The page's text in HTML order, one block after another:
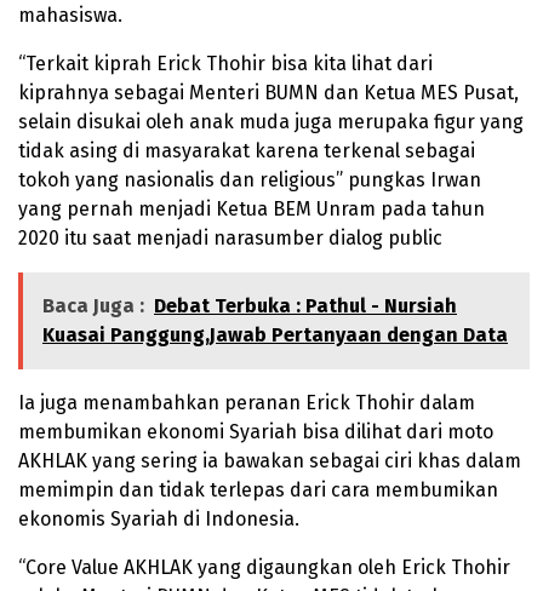
mahasiswa.
“Terkait kiprah Erick Thohir bisa kita lihat dari
kiprahnya sebagai Menteri BUMN dan Ketua MES Pusat,
selain disukai oleh anak muda juga merupaka figur yang
tidak asing di masyarakat karena terkenal sebagai
tokoh yang nasionalis dan religious” pungkas Irwan
yang pernah menjadi Ketua BEM Unram pada tahun
2020 itu saat menjadi narasumber dialog public
Baca Juga : Debat Terbuka : Pathul - Nursiah
Kuasai Panggung,Jawab Pertanyaan dengan Data
Ia juga menambahkan peranan Erick Thohir dalam
membumikan ekonomi Syariah bisa dilihat dari moto
AKHLAK yang sering ia bawakan sebagai ciri khas dalam
memimpin dan tidak terlepas dari cara membumikan
ekonomis Syariah di Indonesia.
“Core Value AKHLAK yang digaungkan oleh Erick Thohir